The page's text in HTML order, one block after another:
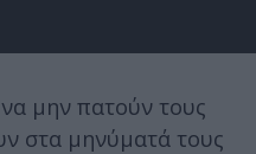
μην πατούν τους
στα μηνύματά τους